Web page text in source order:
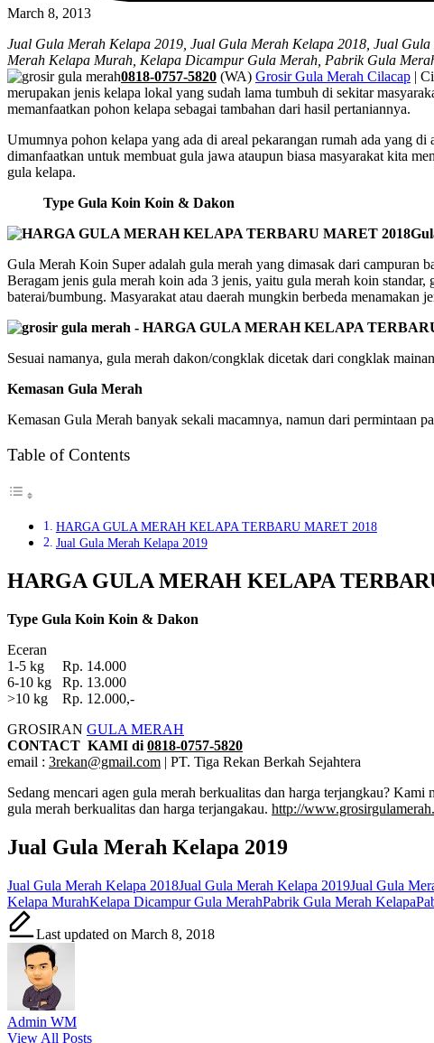
March 8, 2013
Jual Gula Merah Kelapa 2019, Jual Gula Merah Kelapa 2018, Jual
Merah Kelapa Murah, Kelapa Dicampur Gula Merah, Pabrik Gula
0818-0757-5820 (WA) Grosir Gula Merah Cilacap |
merupakan jenis kelapa lokal yang sudah lama tumbuh di sekitar
memanfaatkan pohon kelapa sebagai tambahan dari hasil pertaniannya.
Umumnya pohon kelapa yang ada di areal pekarangan rumah ada yang
dimanfaatkan untuk membuat gula jawa ataupun biasa masyarakat kita
gula kelapa.
Type Gula Koin Koin & Dakon
Gula Merah Koin Super adalah gula merah yang dimasak dari campuran
Beragam jenis gula merah koin ada 3 jenis, yaitu gula merah koin
baterai/bumbung. Masyarakat atau daerah mungkin berbeda menamakan
Sesuai namanya, gula merah dakon/congklak dicetak dari congklak
Kemasan Gula Merah
Kemasan Gula Merah banyak sekali macamnya, namun dari permintaan
Table of Contents
HARGA GULA MERAH KELAPA TERBARU MARET 2018
Jual Gula Merah Kelapa 2019
HARGA GULA MERAH KELAPA
Type Gula Koin Koin & Dakon
Eceran
1-5 kg Rp. 14.000
6-10 kg Rp. 13.000
>10 kg Rp. 12.000,-
GROSIRAN GULA MERAH
CONTACT KAMI di 0818-0757-5820
email : 3rekan@gmail.com | PT. Tiga Rekan Berkah Sejahtera
Sedang mencari agen gula merah berkualitas dan harga terjangkau?
gula merah berkualitas dan harga terjangakau. http://
Jual Gula Merah Kelapa 2019
Tags:
Jual Gula Merah Kelapa 2018Jual Gula Merah Kelapa 2019Jual Gula
Kelapa MurahKelapa Dicampur Gula MerahPabrik Gula Merah Kelapa
Last updated on March 8, 2018
Admin WM
View All Posts